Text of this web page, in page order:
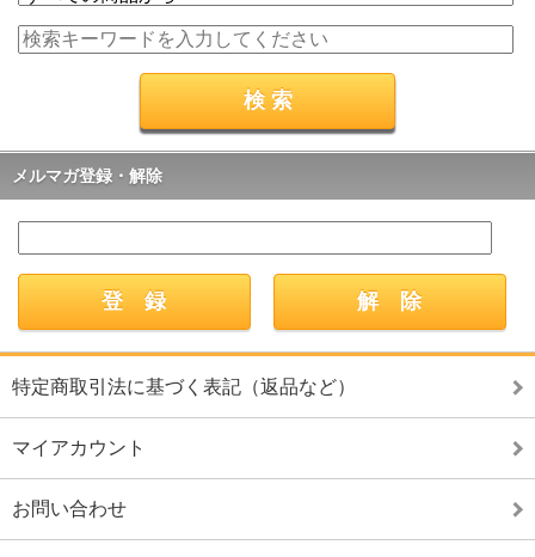
メルマガ登録・解除
特定商取引法に基づく表記（返品など）
マイアカウント
お問い合わせ